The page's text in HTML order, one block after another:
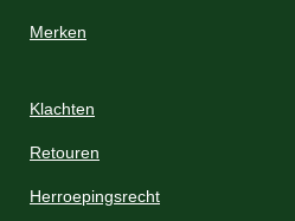
Merken
Klachten
Retouren
Herroepingsrecht